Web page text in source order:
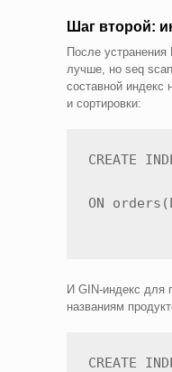
Шаг второй:
После устранения
лучше, но seq
составной индекс
и сортировки:
CREATE
ON
И GIN-индекс для
названиям
CREATE